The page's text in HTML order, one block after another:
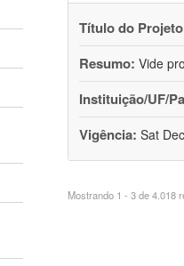
Título do
Resumo: Vide
Instituição/UF/
Vigência: Sat
Mostrando 1 - 3 de 4.018